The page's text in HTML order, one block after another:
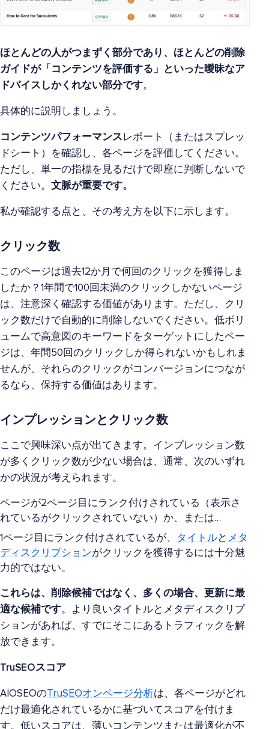
ほとんどの人がつまずく部分であり、ほとんどの削除
ガイドが「コンテンツを評価する」といった曖昧なア
ドバイスしかくれない部分です。
具体的に説明しましょう。
コンテンツパフォーマンス レポート（またはスプレッ
ドシート）を確認し、各ページを評価してください。
ただし、単一の指標を見るだけで即座に判断しないで
ください。 文脈が重要です。
私が確認する点と、その考え方を以下に示します。
クリック数
このページは過去12か月で何回のクリックを獲得しま
したか？1年間で100回未満のクリックしかないページ
は、注意深く確認する価値があります。ただし、クリ
ック数だけで自動的に削除しないでください。低ボリ
ュームで高意図のキーワードをターゲットにしたペー
ジは、年間50回のクリックしか得られないかもしれま
せんが、それらのクリックがコンバージョンにつなが
るなら、保持する価値はあります。
インプレッションとクリック数
ここで興味深い点が出てきます。インプレッション数
が多くクリック数が少ない場合は、通常、次のいずれ
かの状況が考えられます。
ページが2ページ目にランク付けされている（表示さ
れているがクリックされていない）か、または…
1ページ目にランク付けされているが、
タイトルと メタ
ディスクリプションがクリックを獲得するには十分魅
力的ではない。
これらは、削除候補ではなく、多くの場合、更新に最
適な候補です。より良いタイトルとメタディスクリプ
ションがあれば、すでにそこにあるトラフィックを解
放できます。
TruSEOスコア
AIOSEOの TruSEOオンページ分析は、各ページがどれ
だけ最適化されているかに基づいてスコアを付けま
す。低いスコアは、薄いコンテンツまたは最適化が不